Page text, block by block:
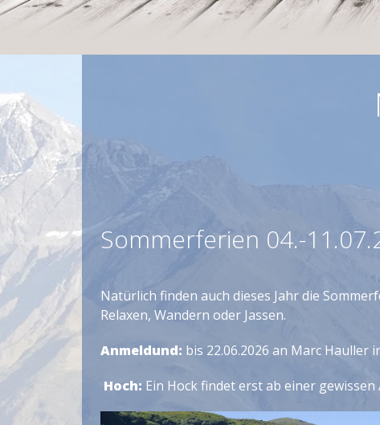
Sommerferien 04.-
Natürlich finden auch dieses Jahr die
Relaxen, Wandern oder Jassen.
Anmeldund: bis 22.06.2026 an Marc Hauller
Hoch: Ein Hock findet erst ab einer